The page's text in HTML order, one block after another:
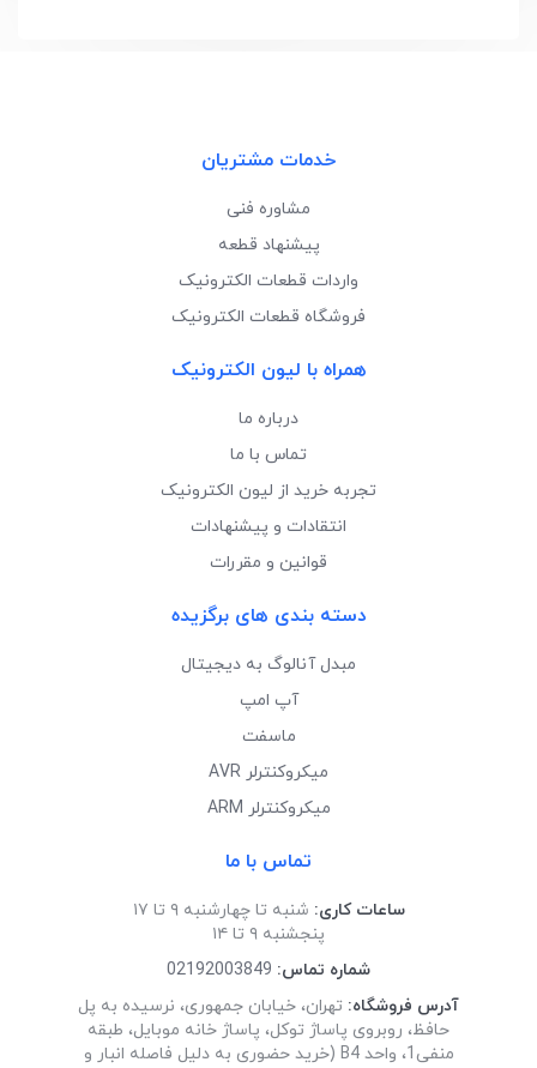
خدمات مشتریان
مشاوره فنی
پیشنهاد قطعه
واردات قطعات الکترونیک
فروشگاه قطعات الکترونیک
همراه با لیون الکترونیک
درباره ما
تماس با ما
تجربه خرید از لیون الکترونیک
انتقادات و پیشنهادات
قوانین و مقررات
دسته بندی های برگزیده
مبدل آنالوگ به دیجیتال
آپ امپ
ماسفت
میکروکنترلر AVR
میکروکنترلر ARM
تماس با ما
ساعات کاری: شنبه تا چهارشنبه ۹ تا ۱۷
پنجشنبه ۹ تا ۱۴
شماره تماس: 02192003849
آدرس فروشگاه: تهران، خیابان جمهوری، نرسیده به پل
حافظ، روبروی پاساژ توکل، پاساژ خانه موبایل، طبقه
منفی1، واحد B4 (خرید حضوری به دلیل فاصله انبار و